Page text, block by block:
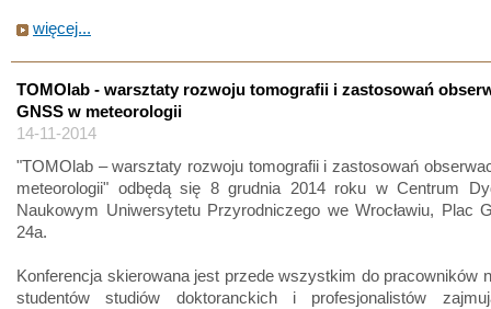
więcej...
TOMOlab - warsztaty rozwoju tomografii i zastosowań
GNSS w meteorologii
14-11-2014
"TOMOlab – warsztaty rozwoju tomografii i zastosowań
meteorologii" odbędą się 8 grudnia 2014 roku w Centrum
Naukowym Uniwersytetu Przyrodniczego we Wrocławiu, Plac
24a.
Konferencja skierowana jest przede wszystkim do pracowników
studentów studiów doktoranckich i profesjonalistów